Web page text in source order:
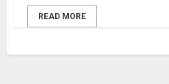
READ MORE